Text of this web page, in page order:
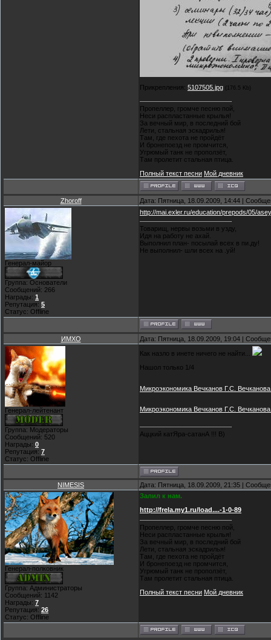
Прикрепления: 5107505.jpg (176.5 Kb)
Пропеллер, громче песню пой,
Неси распластанные крылья!
За вечный мир, в последний бой
Лети, стальная эскадрилья!
Там, где пехота не пройдёт
И бронепоезд не промчится,
Угрюмый танк не проползёт,
Там пролетит стальная птица.
Полный текст песни Мой дневник
Zhoroff Дата: Пятница, 18.09.2009, 14:44 |
Генерал-майор
Группа: Основатели
Сообщений: 266
Награды: 1
Репутация: 5
Статус: Offline
http://mai.exler.ru/education/prepods/05/
Товарищ, нервы возьми в узду,
Идя на работу не ахай.
Выполнил план- посылай всех в пи.ду!
Не выполнил- шли всех на .уй!
ИМХО Дата: Пятница, 18.09.2009, 19:04 |
Генерал-лейтенант
Группа: Модераторы
Сообщений: 520
Награды: 0
Репутация: 7
Статус: Offline
Как назло в инете ничего не найти...
Нашол только 1/4
Микроэкономика Вечканов Г.С.
Микроэкономика Вечканов Г.С.
Аццкий катЯра-сатанА !!! B)
NIMESIS Дата: Пятница, 18.09.2009, 21:35 |
Генерал-полковник
Группа: Администраторы
Сообщений: 1142
Награды: 7
Репутация: 26
Статус: Offline
Залил к нам.
http://frela.my1.ru/load....-1-0-89
Пропеллер, громче песню пой,
Неси распластанные крылья!
За вечный мир, в последний бой
Лети, стальная эскадрилья!
Там, где пехота не пройдёт
И бронепоезд не промчится,
Угрюмый танк не проползёт,
Там пролетит стальная птица.
Полный текст песни Мой дневник